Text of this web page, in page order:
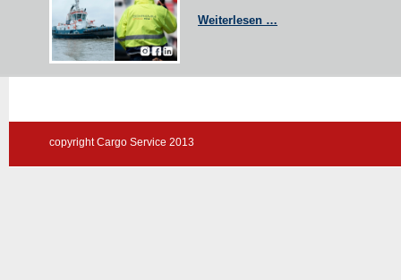
Weiterlesen …
copyright Cargo Service 2013